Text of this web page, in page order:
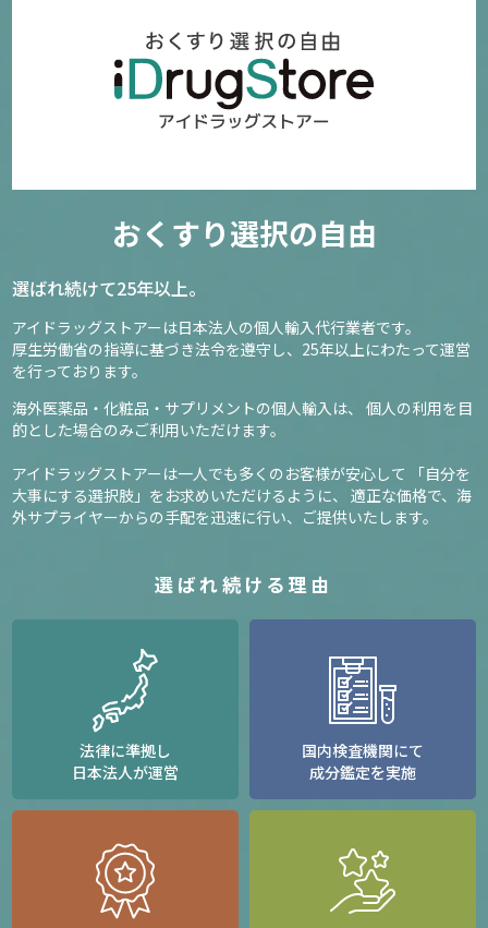
おくすり選択の自由
選ばれ続けて25年以上。
アイドラッグストアーは日本法人の個人輸入代行業者です。
厚生労働省の指導に基づき法令を遵守し、 25年以上にわたって運営
を行っております。
海外医薬品・化粧品・サプリメントの個人輸入は、
個人の利用を目
的とした場合のみご利用いただけます。
アイドラッグストアーは一人でも多くのお客様が安心して
「自分を
大事にする選択肢」をお求めいただけるように、
適正な価格で、海
外サプライヤーからの手配を迅速に行い、ご提供いたします。
選ばれ続ける理由
法律に準拠し
日本法人が運営
国内検査機関にて
成分鑑定を実施